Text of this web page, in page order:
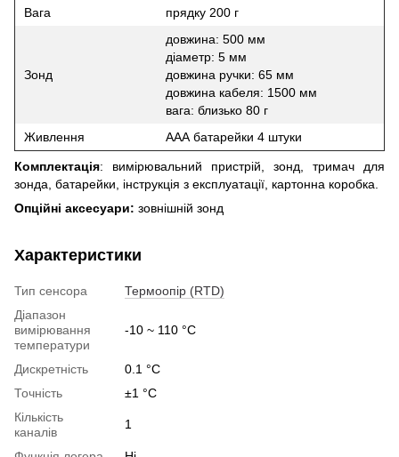
Вага
прядку 200 г
Зонд
довжина: 500 мм
діаметр: 5 мм
довжина ручки: 65 мм
довжина кабеля: 1500 мм
вага: близько 80 г
Живлення
ААА батарейки 4 штуки
Комплектація: вимірювальний пристрій, зонд, тримач для
зонда, батарейки, інструкція з експлуатації, картонна коробка.
Опційні аксесуари: зовнішній зонд
Характеристики
Тип сенсора
Термоопір (RTD)
Діапазон
вимірювання
температури
-10 ~ 110 °C
Дискретність
0.1 °C
Точність
±1 °С
Кількість
каналів
1